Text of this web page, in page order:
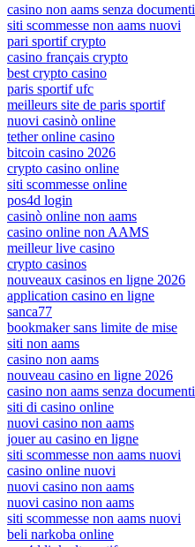
casino non aams senza documenti
siti scommesse non aams nuovi
pari sportif crypto
casino français crypto
best crypto casino
paris sportif ufc
meilleurs site de paris sportif
nuovi casinò online
tether online casino
bitcoin casino 2026
crypto casino online
siti scommesse online
pos4d login
casinò online non aams
casino online non AAMS
meilleur live casino
crypto casinos
nouveaux casinos en ligne 2026
application casino en ligne
sanca77
bookmaker sans limite de mise
siti non aams
casino non aams
nouveau casino en ligne 2026
casino non aams senza documenti
siti di casino online
nuovi casino non aams
jouer au casino en ligne
siti scommesse non aams nuovi
casino online nuovi
nuovi casino non aams
nuovi casino non aams
siti scommesse non aams nuovi
beli narkoba online